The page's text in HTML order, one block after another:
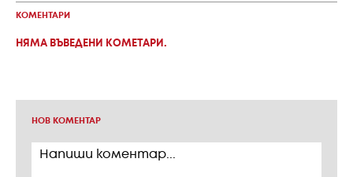
КОМЕНТАРИ
НЯМА ВЪВЕДЕНИ КОМЕТАРИ.
НОВ КОМЕНТАР